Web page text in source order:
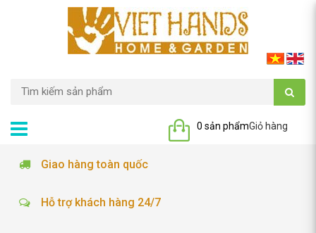
Giỏ hàng
0 sản phẩm
Giao hàng toàn quốc
Hỗ trợ khách hàng 24/7